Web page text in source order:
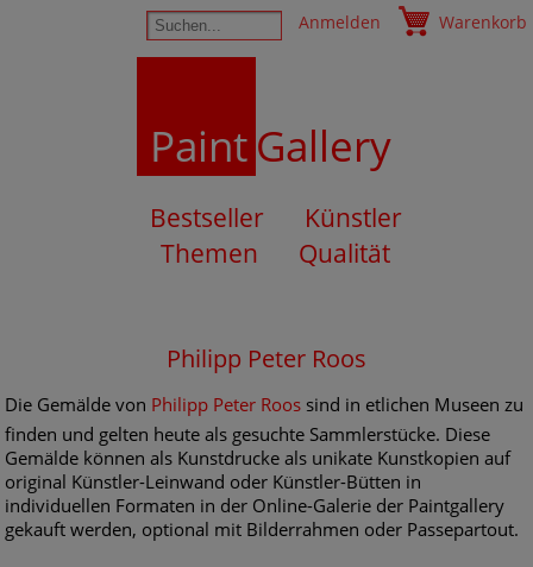
Anmelden Warenkorb
PaintGallery
Bestseller
Künstler
Themen
Qualität
Philipp Peter Roos
Die Gemälde von Philipp Peter Roos sind in etlichen Museen zu
finden und gelten heute als gesuchte Sammlerstücke. Diese
Gemälde können als Kunstdrucke als unikate Kunstkopien auf
original Künstler-Leinwand oder Künstler-Bütten in
individuellen Formaten in der Online-Galerie der Paintgallery
gekauft werden, optional mit Bilderrahmen oder Passepartout.